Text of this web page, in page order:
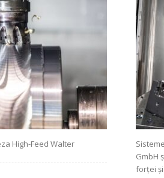
High-Feed Walter
GmbH
forței